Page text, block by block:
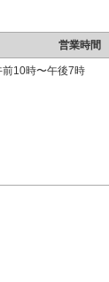
営業時間
前10時〜午後7時